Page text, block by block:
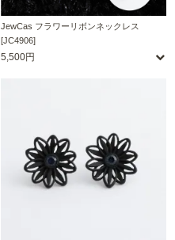
JewCas フラワーリボンネックレス
[JC4906]
5,500円